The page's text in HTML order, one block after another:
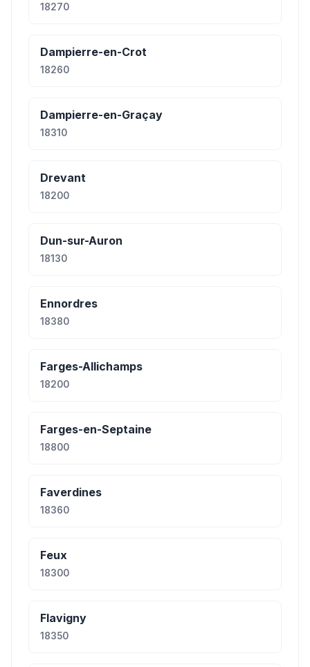
18270
Dampierre-en-Crot
18260
Dampierre-en-Graçay
18310
Drevant
18200
Dun-sur-Auron
18130
Ennordres
18380
Farges-Allichamps
18200
Farges-en-Septaine
18800
Faverdines
18360
Feux
18300
Flavigny
18350